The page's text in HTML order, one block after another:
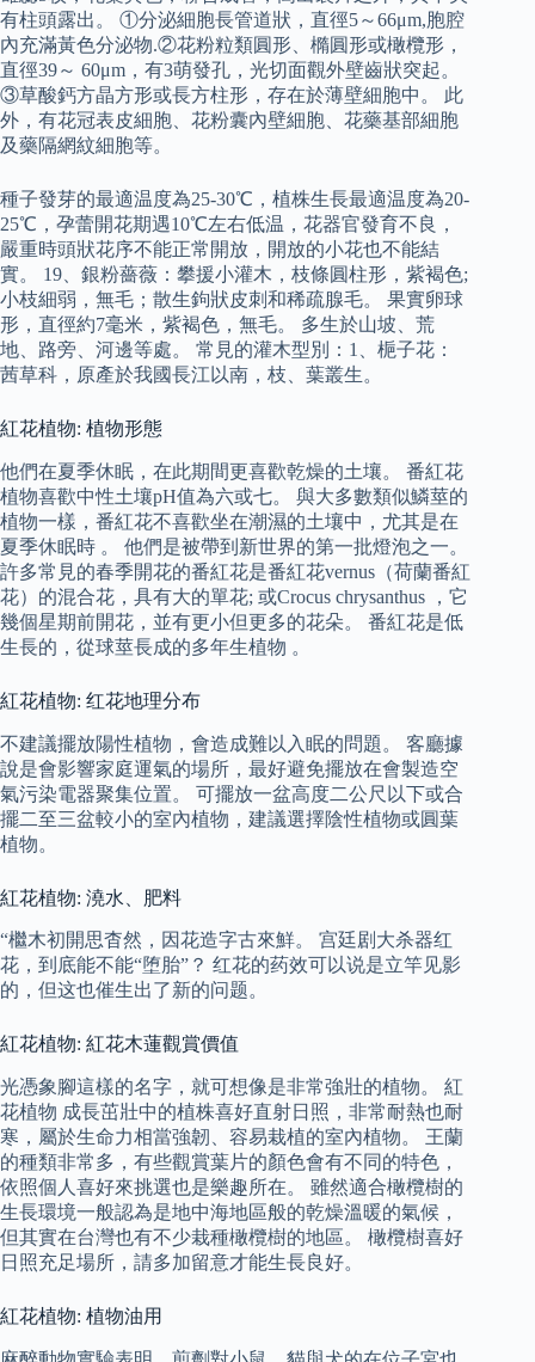
有柱頭露出。 ①分泌細胞長管道狀，直徑5～66μm,胞腔
內充滿黃色分泌物.②花粉粒類圓形、橢圓形或橄欖形，
直徑39～ 60μm，有3萌發孔，光切面觀外壁齒狀突起。
③草酸鈣方晶方形或長方柱形，存在於薄壁細胞中。 此
外，有花冠表皮細胞、花粉囊內壁細胞、花藥基部細胞
及藥隔網紋細胞等。
種子發芽的最適温度為25-30℃，植株生長最適温度為20-
25℃，孕蕾開花期遇10℃左右低温，花器官發育不良，
嚴重時頭狀花序不能正常開放，開放的小花也不能結
實。 19、銀粉薔薇：攀援小灌木，枝條圓柱形，紫褐色;
小枝細弱，無毛；散生鉤狀皮刺和稀疏腺毛。 果實卵球
形，直徑約7毫米，紫褐色，無毛。 多生於山坡、荒
地、路旁、河邊等處。 常見的灌木型別：1、梔子花：
茜草科，原產於我國長江以南，枝、葉叢生。
紅花植物: 植物形態
他們在夏季休眠，在此期間更喜歡乾燥的土壤。 番紅花
植物喜歡中性土壤pH值為六或七。 與大多數類似鱗莖的
植物一樣，番紅花不喜歡坐在潮濕的土壤中，尤其是在
夏季休眠時 。 他們是被帶到新世界的第一批燈泡之一。
許多常見的春季開花的番紅花是番紅花vernus（荷蘭番紅
花）的混合花，具有大的單花; 或Crocus chrysanthus ，它
幾個星期前開花，並有更小但更多的花朵。 番紅花是低
生長的，從球莖長成的多年生植物 。
紅花植物: 红花地理分布
不建議擺放陽性植物，會造成難以入眠的問題。 客廳據
說是會影響家庭運氣的場所，最好避免擺放在會製造空
氣污染電器聚集位置。 可擺放一盆高度二公尺以下或合
擺二至三盆較小的室內植物，建議選擇陰性植物或圓葉
植物。
紅花植物: 澆水、肥料
“檵木初開思杳然，因花造字古來鮮。 宫廷剧大杀器红
花，到底能不能“堕胎”？ 红花的药效可以说是立竿见影
的，但这也催生出了新的问题。
紅花植物: 紅花木蓮觀賞價值
光憑象腳這樣的名字，就可想像是非常強壯的植物。 紅
花植物 成長茁壯中的植株喜好直射日照，非常耐熱也耐
寒，屬於生命力相當強韌、容易栽植的室內植物。 王蘭
的種類非常多，有些觀賞葉片的顏色會有不同的特色，
依照個人喜好來挑選也是樂趣所在。 雖然適合橄欖樹的
生長環境一般認為是地中海地區般的乾燥溫暖的氣候，
但其實在台灣也有不少栽種橄欖樹的地區。 橄欖樹喜好
日照充足場所，請多加留意才能生長良好。
紅花植物: 植物油用